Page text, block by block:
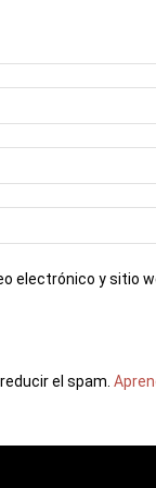
electrónico y sitio
el spam.